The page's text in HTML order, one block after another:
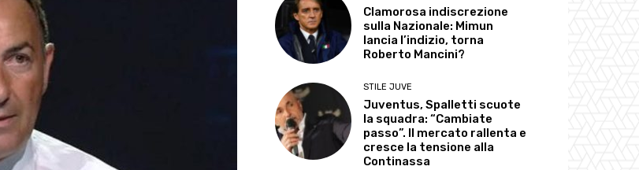
Clamorosa indiscrezione
sulla Nazionale: Mimun
lancia l’indizio, torna
Roberto Mancini?
STILE JUVE
Juventus, Spalletti scuote
la squadra: “Cambiate
passo”. Il mercato rallenta e
cresce la tensione alla
Continassa